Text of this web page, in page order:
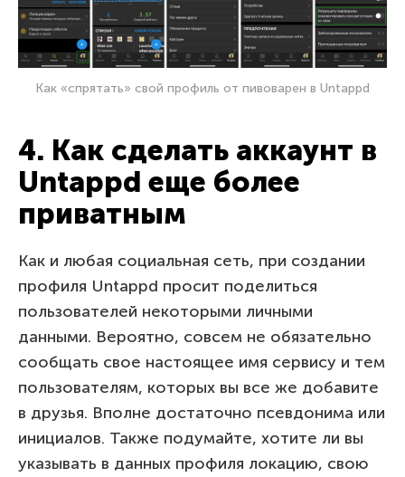
Как «спрятать» свой профиль от пивоварен в Untappd
4. Как сделать аккаунт в
Untappd еще более
приватным
Как и любая социальная сеть, при создании
профиля Untappd просит поделиться
пользователей некоторыми личными
данными. Вероятно, совсем не обязательно
сообщать свое настоящее имя сервису и тем
пользователям, которых вы все же добавите
в друзья. Вполне достаточно псевдонима или
инициалов. Также подумайте, хотите ли вы
указывать в данных профиля локацию, свою